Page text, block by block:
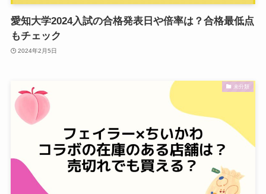
愛知大学2024入試の合格発表日や倍率は？合格最低点
もチェック
2024年2月5日
未分類